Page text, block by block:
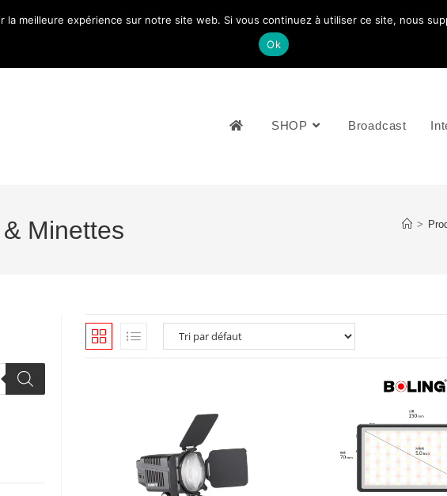
NOUS CONTACTEZ: +33 (0)4 77 81 49 35
SHOP Broadcast
Minettes >
la meilleure expérience sur notre site web. Si vous continuez à utiliser ce site, nous
Ok